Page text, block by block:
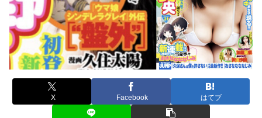
X Facebook はてブ